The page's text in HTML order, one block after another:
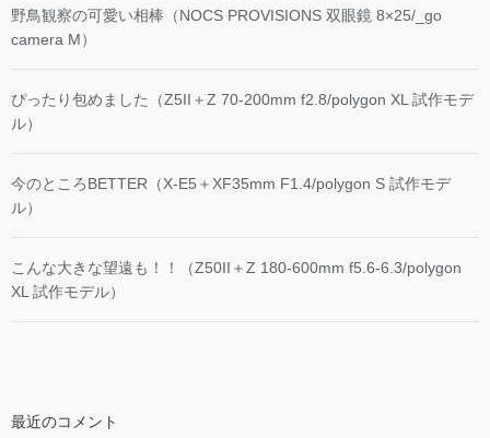
野鳥観察の可愛い相棒（NOCS PROVISIONS 双眼鏡 8×25/_go
camera M）
ぴったり包めました（Z5II＋Z 70-200mm f2.8/polygon XL 試作モデ
ル）
今のところBETTER（X-E5＋XF35mm F1.4/polygon S 試作モデ
ル）
こんな大きな望遠も！！（Z50II＋Z 180-600mm f5.6-6.3/polygon
XL 試作モデル）
最近のコメント